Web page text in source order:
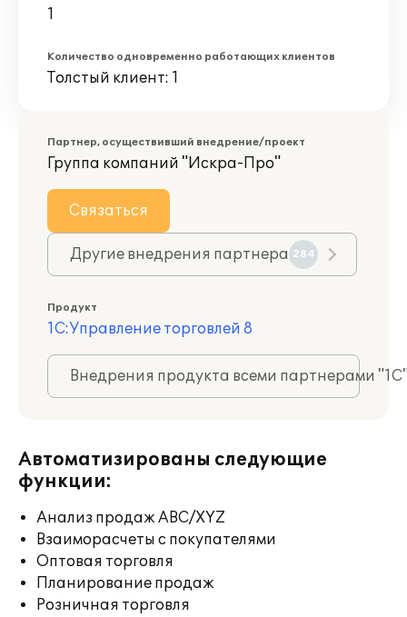
1
Количество одновременно работающих клиентов
Толстый клиент: 1
Партнер, осуществивший внедрение/проект
Группа компаний "Искра-Про"
Связаться
Другие внедрения партнера 284
Продукт
1С:Управление торговлей 8
Внедрения продукта всеми партнерами
Автоматизированы следующие
функции:
Анализ продаж ABC/XYZ
Взаиморасчеты с покупателями
Оптовая торговля
Планирование продаж
Розничная торговля